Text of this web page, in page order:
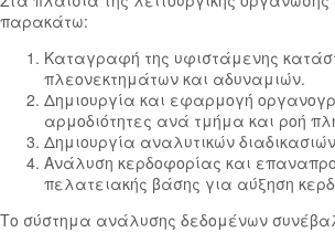
παρακάτω:
Καταγραφή της υφιστάμενης
πλεονεκτημάτων και αδυναμιών.
Δημιουργία και εφαρμογή
αρμοδιότητες ανά τμήμα και ροή
Δημιουργία αναλυτικών
Ανάλυση κερδοφορίας και
πελατειακής βάσης για αύξηση
Το σύστημα ανάλυσης δεδομένων